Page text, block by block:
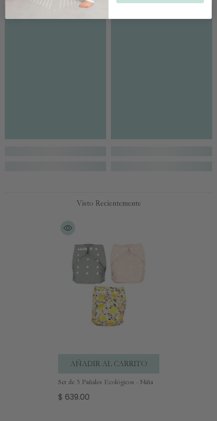
Visto Recientemente
AÑADIR AL CARRITO
Set de 3 Pañales Ecológicos - Niña
$ 639.00